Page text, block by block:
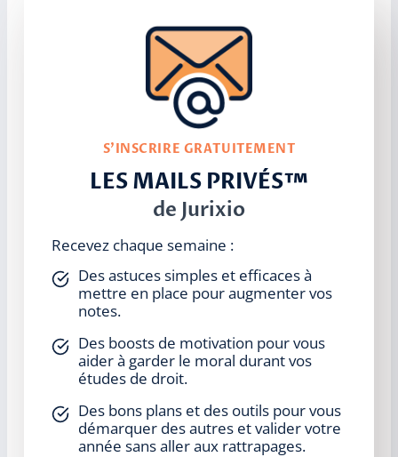
S’INSCRIRE GRATUITEMENT
LES MAILS PRIVÉS™
de Jurixio
Recevez chaque semaine :
Des astuces simples et efficaces à
mettre en place pour augmenter vos
notes.
Des boosts de motivation pour vous
aider à garder le moral durant vos
études de droit.
Des bons plans et des outils pour vous
démarquer des autres et valider votre
année sans aller aux rattrapages.